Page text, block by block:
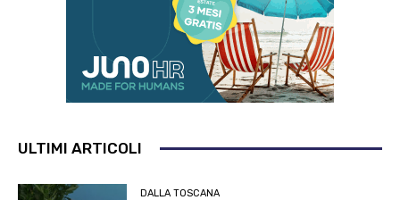
ULTIMI ARTICOLI
DALLA TOSCANA